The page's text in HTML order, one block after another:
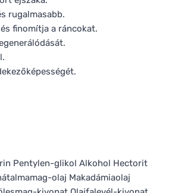
rugalmasabb.
finomítja a ráncokat.
Pentylen-glikol Alkohol Hectorit
olaj Makadámiaolaj